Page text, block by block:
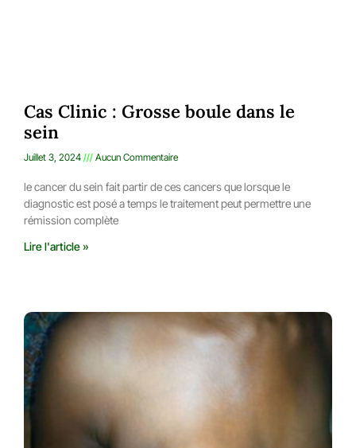
Cas Clinic : Grosse boule dans le
sein
Juillet 3, 2024 Aucun Commentaire
le cancer du sein fait partir de ces cancers que lorsque le
diagnostic est posé a temps le traitement peut permettre une
rémission complète
Lire l'article »